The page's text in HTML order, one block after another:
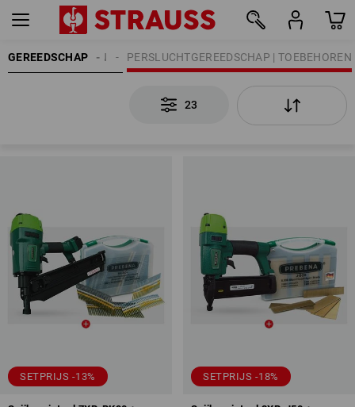
GEREEDSCHAP PERSLUCHTGEREEDSCHAP | TOEBEHOREN
23
SETPRIJS -13% SETPRIJS -18%